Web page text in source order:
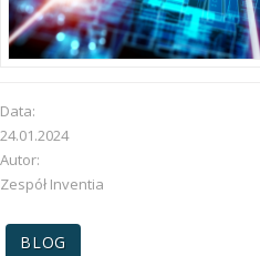
Data:
24.01.2024
Autor:
Zespół Inventia
BLOG